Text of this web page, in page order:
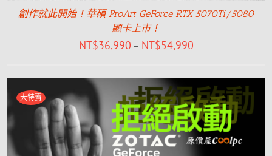
創作就此開始！華碩 ProArt GeForce RTX 5070Ti/5080
顯卡上市！
NT$36,990 – NT$54,990
大特賣